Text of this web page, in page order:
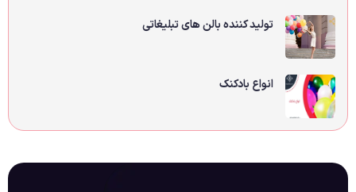
تولید کننده بالن های تبلیغاتی
انواع بادکنک